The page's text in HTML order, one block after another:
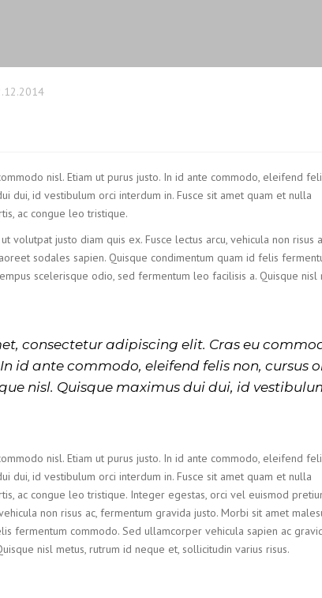
nisl. Etiam ut purus justo. In id ante commodo, eleifend
dui, id vestibulum orci interdum in. Fusce sit amet quam et nulla
ac congue leo tristique.
justo diam quis ex. Fusce lectus arcu, vehicula non risus
sodales sapien. Quisque condimentum quam id felis
scelerisque odio, sed fermentum leo facilisis a. Quisque nisl
consectetur adipiscing elit. Cras eu
id ante commodo, eleifend felis non, cursus
nisl. Quisque maximus dui dui, id
nisl. Etiam ut purus justo. In id ante commodo, eleifend
dui, id vestibulum orci interdum in. Fusce sit amet quam et nulla
ac congue leo tristique. Integer egestas, orci vel euismod
non risus ac, fermentum gravida justo. Morbi sit amet
fermentum commodo. Sed ullamcorper vehicula sapien ac
nisl metus, rutrum id neque et, sollicitudin varius risus.